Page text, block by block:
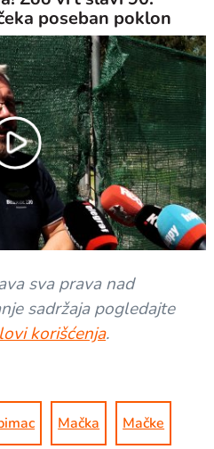
poseban poklon
Play
Video
sva prava nad
sadržaja pogledajte
korišćenja.
Mačka Mačke